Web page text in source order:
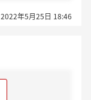
2022年5月25日 18:46